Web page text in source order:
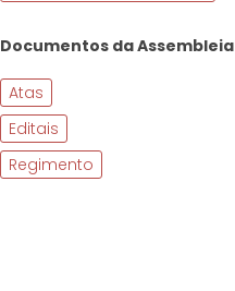
Documentos da Assembleia
Atas
Editais
Regimento